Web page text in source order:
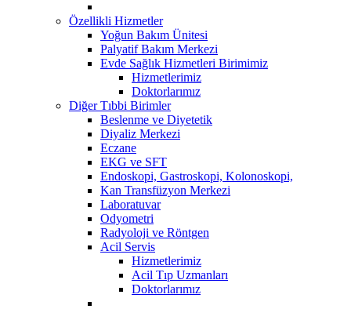
Özellikli Hizmetler
Yoğun Bakım Ünitesi
Palyatif Bakım Merkezi
Evde Sağlık Hizmetleri Birimimiz
Hizmetlerimiz
Doktorlarımız
Diğer Tıbbi Birimler
Beslenme ve Diyetetik
Diyaliz Merkezi
Eczane
EKG ve SFT
Endoskopi, Gastroskopi, Kolonoskopi,
Kan Transfüzyon Merkezi
Laboratuvar
Odyometri
Radyoloji ve Röntgen
Acil Servis
Hizmetlerimiz
Acil Tıp Uzmanları
Doktorlarımız